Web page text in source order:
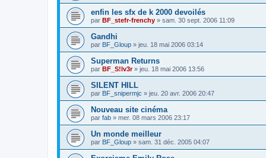
enfin les sfx de k 2000 devoilés
par BF_stefr-frenchy » sam. 30 sept. 2006 11:09
Gandhi
par BF_Gloup » jeu. 18 mai 2006 03:14
Superman Returns
par BF_S!lv3r» jeu. 18 mai 2006 13:56
SILENT HILL
par BF_snipermjc » jeu. 20 avr. 2006 20:47
Nouveau site cinéma
par fab » mer. 08 mars 2006 23:17
Un monde meilleur
par BF_Gloup » sam. 31 déc. 2005 04:07